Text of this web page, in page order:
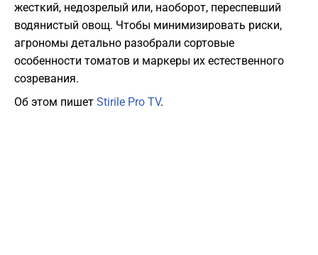
жесткий, недозрелый или, наоборот, переспевший
водянистый овощ. Чтобы минимизировать риски,
агрономы детально разобрали сортовые
особенности томатов и маркеры их естественного
созревания.
Об этом пишет Stirile Pro TV.